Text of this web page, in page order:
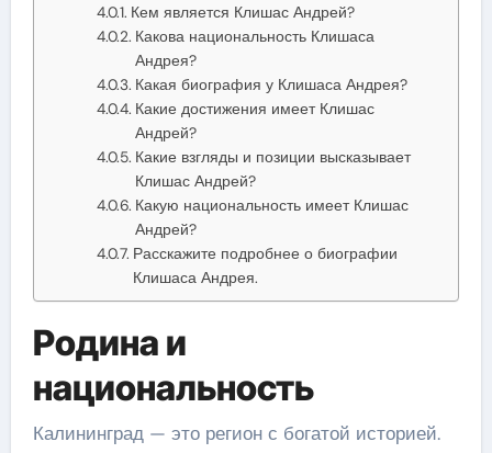
Кем является Клишас Андрей?
Какова национальность Клишаса
Андрея?
Какая биография у Клишаса Андрея?
Какие достижения имеет Клишас
Андрей?
Какие взгляды и позиции высказывает
Клишас Андрей?
Какую национальность имеет Клишас
Андрей?
Расскажите подробнее о биографии
Клишаса Андрея.
Родина и
национальность
Калининград — это регион с богатой историей.